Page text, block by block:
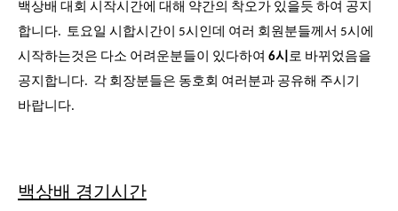
백상배 대회 시작시간에 대해 약간의 착오가 있을듯 하여 공지
합니다. 토요일 시합시간이 5시인데 여러 회원분들께서 5시에
시작하는것은 다소 어려운분들이 있다하여 6시 로 바뀌었음을
공지합니다. 각 회장분들은 동호회 여러분과 공유해 주시기
바랍니다.
백상배 경기시간